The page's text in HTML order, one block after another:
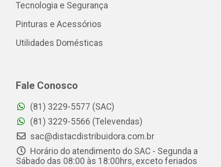
Tecnologia e Segurança
Pinturas e Acessórios
Utilidades Domésticas
Fale Conosco
(81) 3229-5577 (SAC)
(81) 3229-5566 (Televendas)
sac@distacdistribuidora.com.br
Horário do atendimento do SAC - Segunda a
Sábado das 08:00 às 18:00hrs, exceto feriados